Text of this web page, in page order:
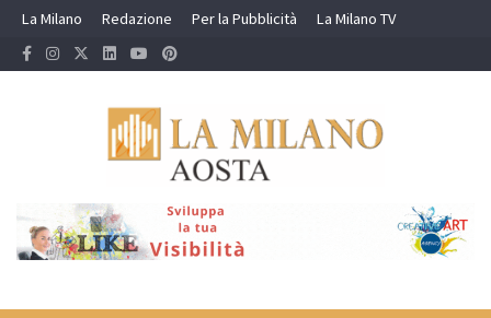
Skip
content
La Milano Redazione Per la Pubblicità La Milano TV